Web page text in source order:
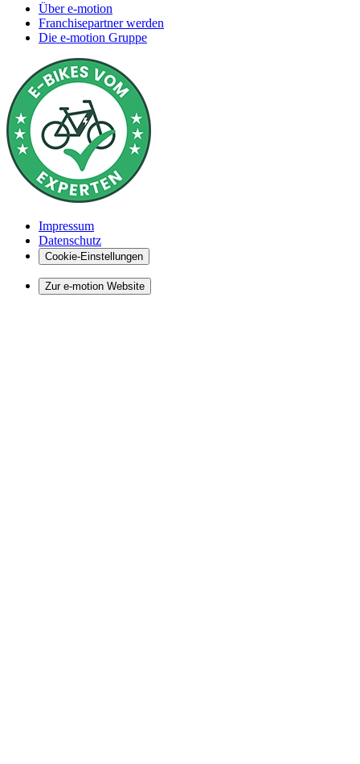
Über e-motion
Franchisepartner werden
Die e-motion Gruppe
Impressum
Datenschutz
Cookie-Einstellungen
Zur e-motion Website